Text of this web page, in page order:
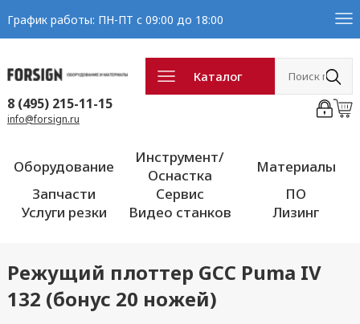
График работы: ПН-ПТ с 09:00 до 18:00
Каталог
8 (495) 215-11-15
info@forsign.ru
Оборудование
Инструмент/
Оснастка
Материалы
Запчасти
Сервис
ПО
Услуги резки
Видео станков Лизинг
Режущий плоттер GCC Puma IV
132 (бонус 20 ножей)